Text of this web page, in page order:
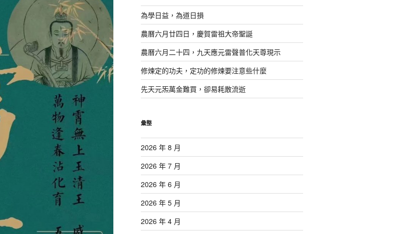
為學日益，為道日損
農曆六月廿四日，慶賀雷祖大帝聖誕
農曆六月二十四，九天應元雷聲普化天尊現示
修煉定的功夫，定功的修煉要注意些什麼
先天元炁萬金難買，卻易耗散流逝
彙整
2026 年 8 月
2026 年 7 月
2026 年 6 月
2026 年 5 月
2026 年 4 月